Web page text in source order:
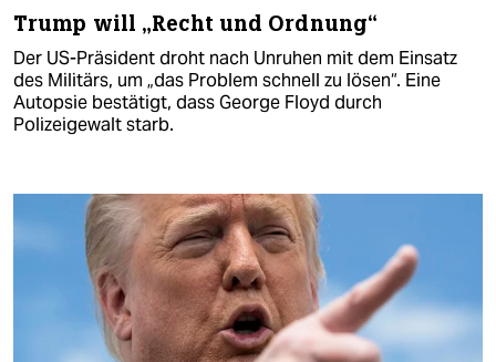
Trump will „Recht und Ordnung“
Der US-Präsident droht nach Unruhen mit dem Einsatz
des Militärs, um „das Problem schnell zu lösen“. Eine
Autopsie bestätigt, dass George Floyd durch
Polizeigewalt starb.